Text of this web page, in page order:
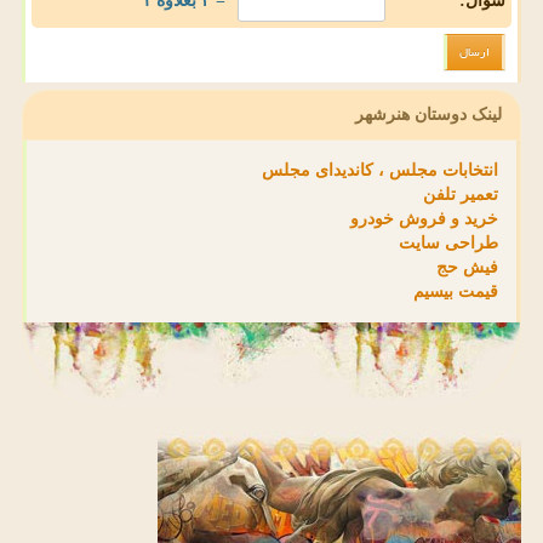
لینک دوستان هنرشهر
انتخابات مجلس ، کاندیدای مجلس
تعمیر تلفن
خرید و فروش خودرو
طراحی سایت
فیش حج
قیمت بیسیم